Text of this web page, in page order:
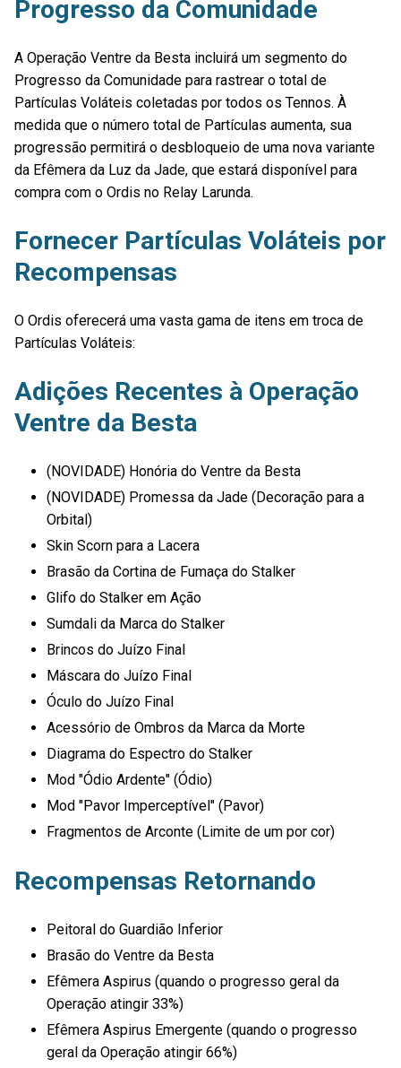
Progresso da Comunidade
A Operação Ventre da Besta incluirá um segmento do
Progresso da Comunidade para rastrear o total de
Partículas Voláteis coletadas por todos os Tennos. À
medida que o número total de Partículas aumenta, sua
progressão permitirá o desbloqueio de uma nova variante
da Efêmera da Luz da Jade, que estará disponível para
compra com o Ordis no Relay Larunda.
Fornecer Partículas Voláteis por
Recompensas
O Ordis oferecerá uma vasta gama de itens em troca de
Partículas Voláteis:
Adições Recentes à Operação
Ventre da Besta
(NOVIDADE) Honória do Ventre da Besta
(NOVIDADE) Promessa da Jade (Decoração para a
Orbital)
Skin Scorn para a Lacera
Brasão da Cortina de Fumaça do Stalker
Glifo do Stalker em Ação
Sumdali da Marca do Stalker
Brincos do Juízo Final
Máscara do Juízo Final
Óculo do Juízo Final
Acessório de Ombros da Marca da Morte
Diagrama do Espectro do Stalker
Mod "Ódio Ardente" (Ódio)
Mod "Pavor Imperceptível" (Pavor)
Fragmentos de Arconte (Limite de um por cor)
Recompensas Retornando
Peitoral do Guardião Inferior
Brasão do Ventre da Besta
Efêmera Aspirus (quando o progresso geral da
Operação atingir 33%)
Efêmera Aspirus Emergente (quando o progresso
geral da Operação atingir 66%)